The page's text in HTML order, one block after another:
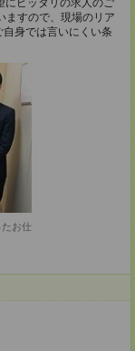
にピッタリの求人のご
ますので、現場のリア
身では言いにくい条
お仕